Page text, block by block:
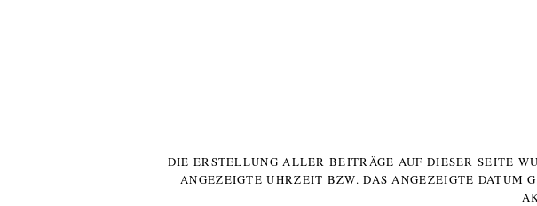
DIE ERSTELLUNG ALLER BEITRÄGE AUF DIESER SEITE
ANGEZEIGTE UHRZEIT BZW. DAS ANGEZEIGTE DATUM